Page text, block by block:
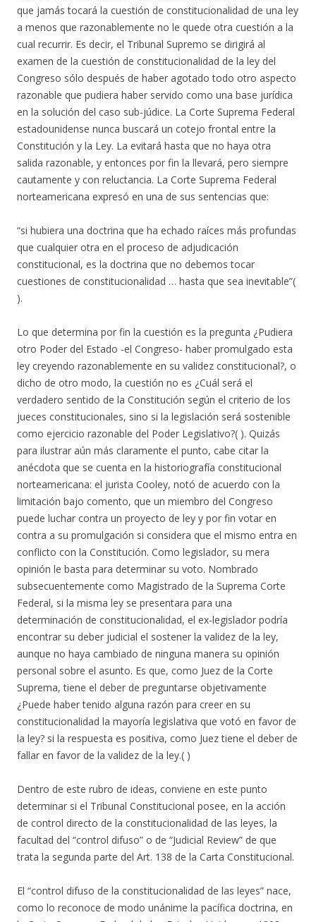
que jamás tocará la cuestión de constitucionalidad de una ley
a menos que razonablemente no le quede otra cuestión a la
cual recurrir. Es decir, el Tribunal Supremo se dirigirá al
examen de la cuestión de constitucionalidad de la ley del
Congreso sólo después de haber agotado todo otro aspecto
razonable que pudiera haber servido como una base jurídica
en la solución del caso sub-júdice. La Corte Suprema Federal
estadounidense nunca buscará un cotejo frontal entre la
Constitución y la Ley. La evitará hasta que no haya otra
salida razonable, y entonces por fin la llevará, pero siempre
cautamente y con reluctancia. La Corte Suprema Federal
norteamericana expresó en una de sus sentencias que:
“si hubiera una doctrina que ha echado raíces más profundas
que cualquier otra en el proceso de adjudicación
constitucional, es la doctrina que no debemos tocar
cuestiones de constitucionalidad … hasta que sea inevitable”(
).
Lo que determina por fin la cuestión es la pregunta ¿Pudiera
otro Poder del Estado -el Congreso- haber promulgado esta
ley creyendo razonablemente en su validez constitucional?, o
dicho de otro modo, la cuestión no es ¿Cuál será el
verdadero sentido de la Constitución según el criterio de los
jueces constitucionales, sino si la legislación será sostenible
como ejercicio razonable del Poder Legislativo?( ). Quizás
para ilustrar aún más claramente el punto, cabe citar la
anécdota que se cuenta en la historiografía constitucional
norteamericana: el jurista Cooley, notó de acuerdo con la
limitación bajo comento, que un miembro del Congreso
puede luchar contra un proyecto de ley y por fin votar en
contra a su promulgación si considera que el mismo entra en
conflicto con la Constitución. Como legislador, su mera
opinión le basta para determinar su voto. Nombrado
subsecuentemente como Magistrado de la Suprema Corte
Federal, si la misma ley se presentara para una
determinación de constitucionalidad, el ex-legislador podría
encontrar su deber judicial el sostener la validez de la ley,
aunque no haya cambiado de ninguna manera su opinión
personal sobre el asunto. Es que, como Juez de la Corte
Suprema, tiene el deber de preguntarse objetivamente
¿Puede haber tenido alguna razón para creer en su
constitucionalidad la mayoría legislativa que votó en favor de
la ley? si la respuesta es positiva, como Juez tiene el deber de
fallar en favor de la validez de la ley.( )
Dentro de este rubro de ideas, conviene en este punto
determinar si el Tribunal Constitucional posee, en la acción
de control directo de la constitucionalidad de las leyes, la
facultad del “control difuso” o de “Judicial Review” de que
trata la segunda parte del Art. 138 de la Carta Constitucional.
El “control difuso de la constitucionalidad de las leyes” nace,
como lo reconoce de modo unánime la pacífica doctrina, en